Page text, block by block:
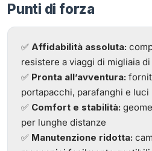
Punti di forza
✅ Affidabilità assoluta:
resistere a viaggi di migliaia
✅ Pronta all’avventura:
portapacchi, parafanghi e luci
✅ Comfort e stabilità:
per lunghe distanze
✅ Manutenzione ridotta: